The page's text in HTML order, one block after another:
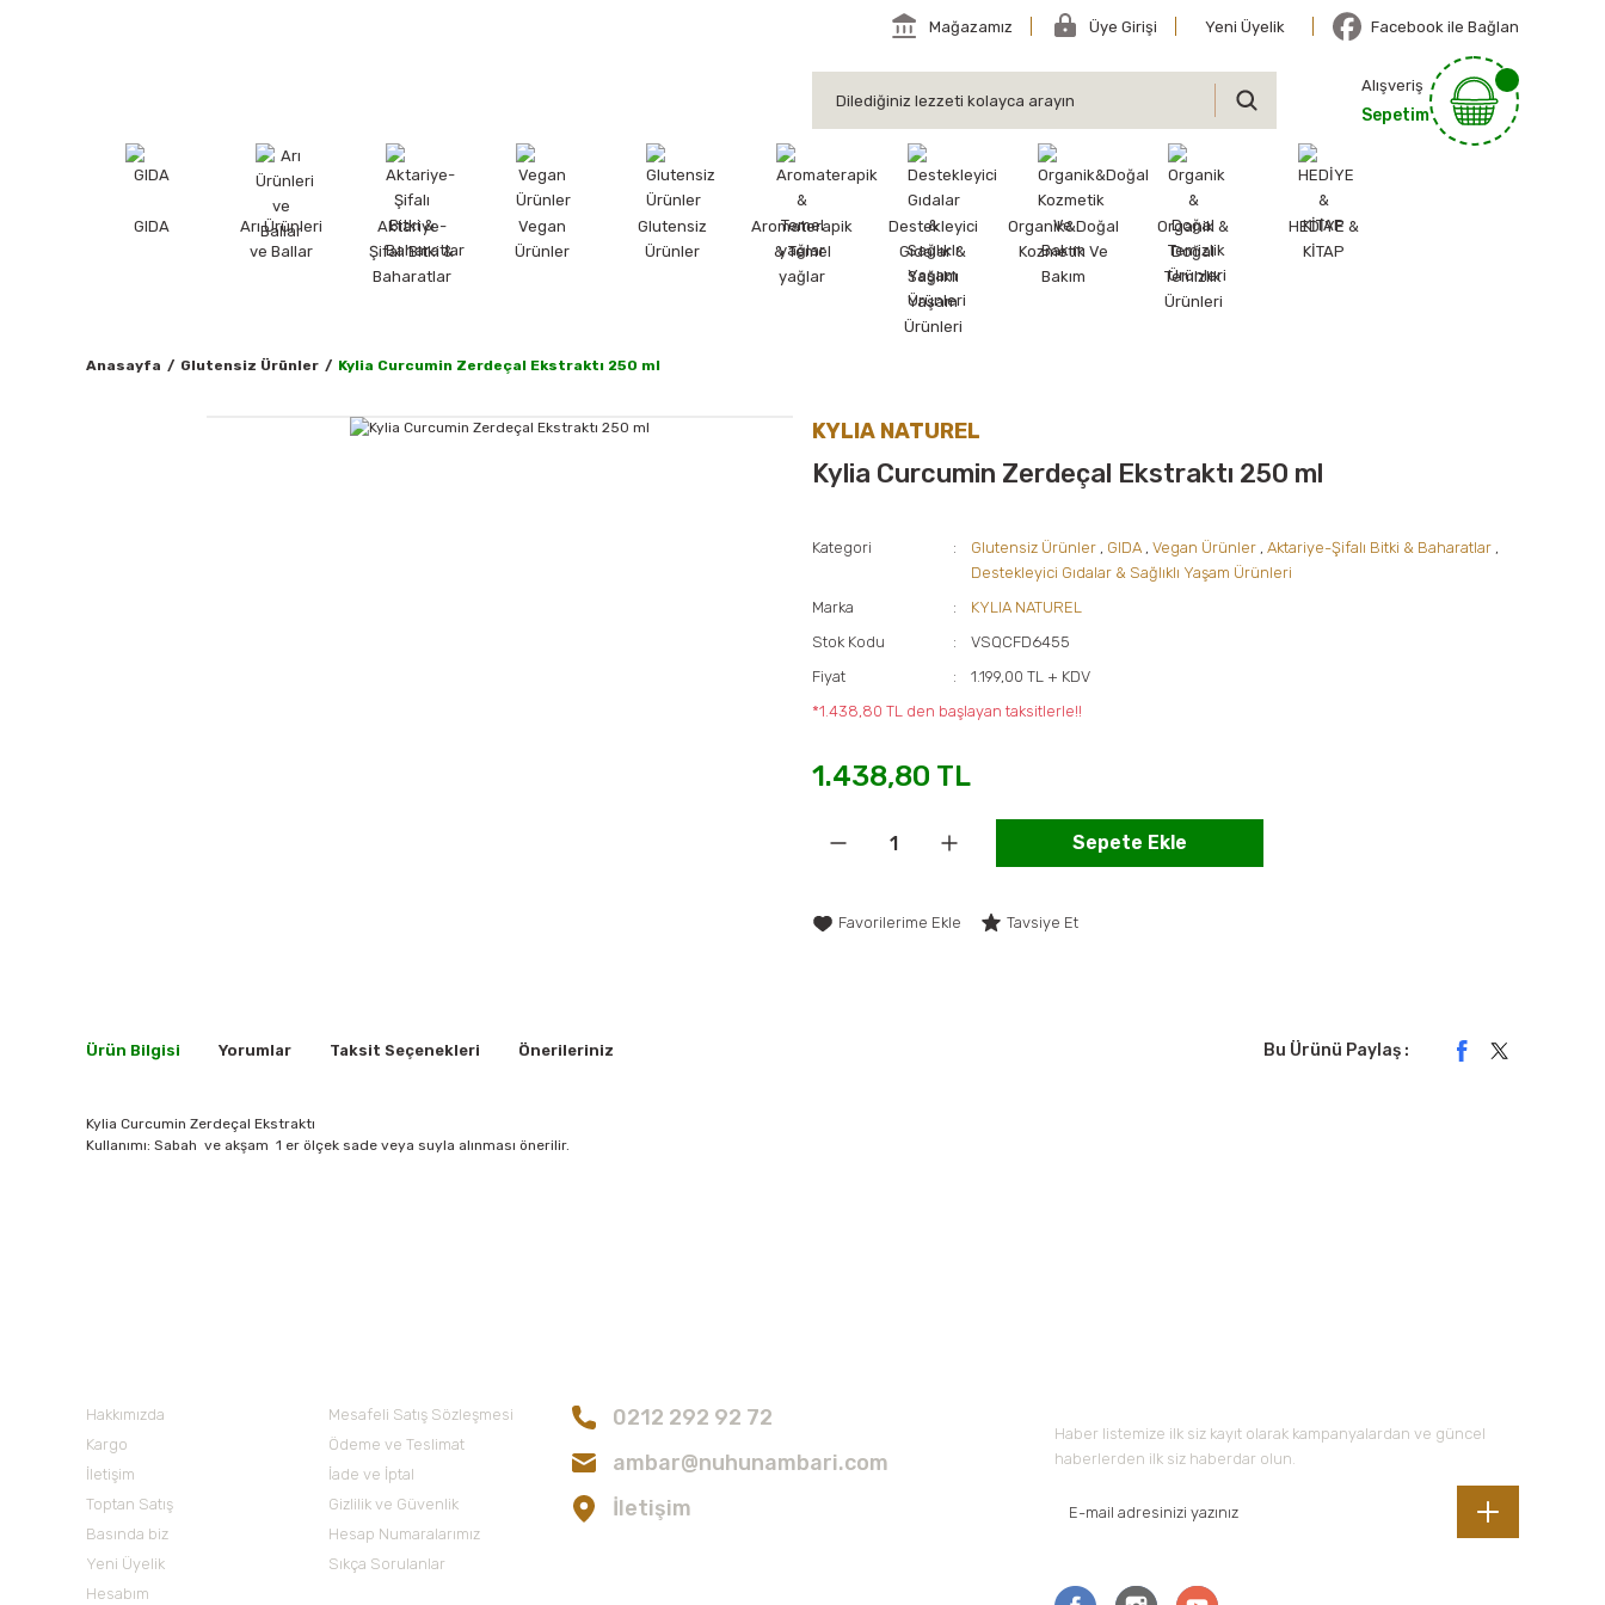
Mağazamız Üye Girişi Yeni Üyelik Facebook ile Bağlan
Alışveriş
Sepetim
GIDA
Arı Ürünleri
ve Ballar
Aktariye-
Şifalı Bitki &
Baharatlar
Vegan
Ürünler
Glutensiz
Ürünler
Aromaterapik
& Temel
yağlar
Destekleyici
Gıdalar &
Sağlıklı
Yaşam
Ürünleri
Organik&Doğal
Kozmetik Ve
Bakım
Organik &
Doğal
Temizlik
Ürünleri
HEDİYE &
KİTAP
Anasayfa Glutensiz Ürünler Kylia Curcumin Zerdeçal Ekstraktı 250 ml
KYLIA NATUREL
Kylia Curcumin Zerdeçal Ekstraktı 250 ml
Kategori Glutensiz Ürünler , GIDA ,Vegan Ürünler ,Aktariye-Şifalı Bitki & Baharatlar ,
Destekleyici Gıdalar & Sağlıklı Yaşam Ürünleri
Marka
KYLIA NATUREL
Stok Kodu
VSQCFD6455
Fiyat
1.199,00 TL + KDV
*1.438,80 TL den başlayan taksitlerle!!
1.438,80 TL
Sepete Ekle
Tavsiye Et
Ürün Bilgisi Yorumlar Taksit Seçenekleri Önerileriniz Bu Ürünü Paylaş :
Kylia Curcumin Zerdeçal Ekstraktı
Kullanımı: Sabah ve akşam 1 er ölçek sade veya suyla alınması önerilir.
Hakkımızda
Kargo
İletişim
Toptan Satış
Basında biz
Yeni Üyelik
Hesabım
Mesafeli Satış Sözleşmesi
Ödeme ve Teslimat
İade ve İptal
Gizlilik ve Güvenlik
Hesap Numaralarımız
Sıkça Sorulanlar
0212 292 92 72
ambar@nuhunambari.com
İletişim
Haber listemize ilk siz kayıt olarak kampanyalardan ve güncel
haberlerden ilk siz haberdar olun.